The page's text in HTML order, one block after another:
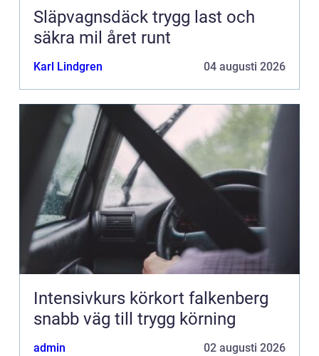
Släpvagnsdäck trygg last och
säkra mil året runt
Karl Lindgren 04 augusti 2026
Intensivkurs körkort falkenberg
snabb väg till trygg körning
admin 02 augusti 2026